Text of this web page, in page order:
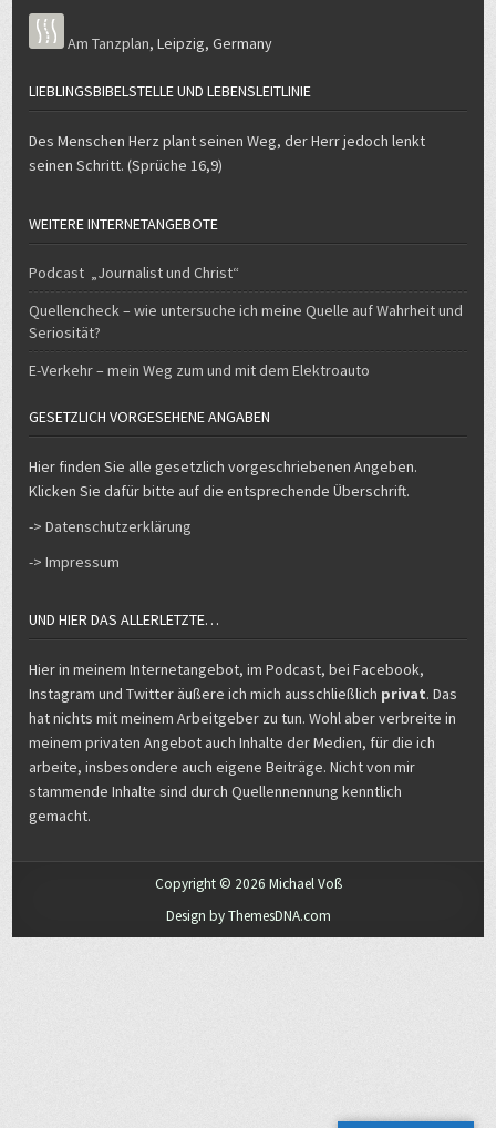
Am Tanzplan,Leipzig,Germany
LIEBLINGSBIBELSTELLE UND LEBENSLEITLINIE
Des Menschen Herz plant seinen Weg, der Herr jedoch lenkt
seinen Schritt. (Sprüche 16,9)
WEITERE INTERNETANGEBOTE
Podcast „Journalist und Christ“
Quellencheck – wie untersuche ich meine Quelle auf Wahrheit und
Seriosität?
E-Verkehr – mein Weg zum und mit dem Elektroauto
GESETZLICH VORGESEHENE ANGABEN
Hier finden Sie alle gesetzlich vorgeschriebenen Angeben.
Klicken Sie dafür bitte auf die entsprechende Überschrift.
-> Datenschutzerklärung
-> Impressum
UND HIER DAS ALLERLETZTE…
Hier in meinem Internetangebot, im Podcast, bei Facebook,
Instagram und Twitter äußere ich mich ausschließlich privat. Das
hat nichts mit meinem Arbeitgeber zu tun. Wohl aber verbreite in
meinem privaten Angebot auch Inhalte der Medien, für die ich
arbeite, insbesondere auch eigene Beiträge. Nicht von mir
stammende Inhalte sind durch Quellennennung kenntlich
gemacht.
Copyright © 2026 Michael Voß
Design by ThemesDNA.com